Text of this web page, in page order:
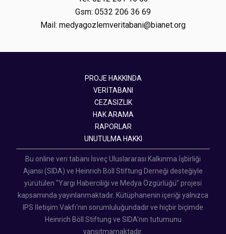
Gsm: 0532 206 36 69
Mail: medyagozlemveritabani@bianet.org
PROJE HAKKINDA
VERİTABANI
CEZASIZLIK
HAK ARAMA
RAPORLAR
UNUTULMA HAKKI
Bu online veri tabanı İsveç Uluslararası Kalkınma İşbirliği
Ajansı (SIDA) ve Heinrich Böll Stiftung Derneği desteğiyle
yürütülen "Yargı Haberciliği ve Medya Özgürlüğü" projesi
kapsamında yayınlanmaktadır. Kütüphanenin içeriği yalnızca
IPS İletişim Vakfı'nın sorumluluğundadır ve hiçbir biçimde
Heinrich Böll Stiftung ve SIDA'nın tutumunu
yansıtmamaktadır.